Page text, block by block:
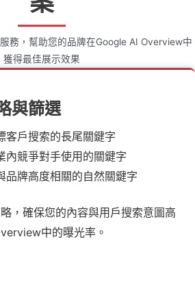
務，幫助您的品牌在Google AI Overview中
獲得最佳展示效果
與篩選
客戶搜索的長尾關鍵字
內競爭對手使用的關鍵字
品牌高度相關的自然關鍵字
，確保您的內容與用戶搜索意圖高
中的曝光率。